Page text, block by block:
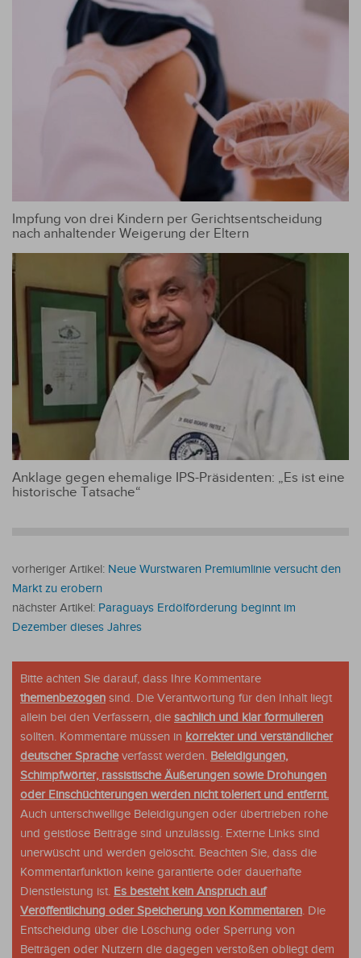
Impfung von drei Kindern per Gerichtsentscheidung
nach anhaltender Weigerung der Eltern
Anklage gegen ehemalige IPS-Präsidenten: „Es ist eine
historische Tatsache“
vorheriger Artikel: Neue Wurstwaren Premiumlinie versucht den
Markt zu erobern
nächster Artikel: Paraguays Erdölförderung beginnt im
Dezember dieses Jahres
Bitte achten Sie darauf, dass Ihre Kommentare
themenbezogen sind. Die Verantwortung für den Inhalt liegt
allein bei den Verfassern, die sachlich und klar formulieren
sollten. Kommentare müssen in korrekter und verständlicher
deutscher Spracheverfasst werden. Beleidigungen,
Schimpfwörter, rassistische Äußerungen sowie Drohungen
oder Einschüchterungen werden nicht toleriert und entfernt.
Auch unterschwellige Beleidigungen oder übertrieben rohe
und geistlose Beiträge sind unzulässig. Externe Links sind
unerwüscht und werden gelöscht. Beachten Sie, dass die
Kommentarfunktion keine garantierte oder dauerhafte
Dienstleistung ist. Es besteht kein Anspruch auf
Veröffentlichung oder Speicherung von Kommentaren. Die
Entscheidung über die Löschung oder Sperrung von
Beiträgen oder Nutzern die dagegen verstoßen obliegt dem